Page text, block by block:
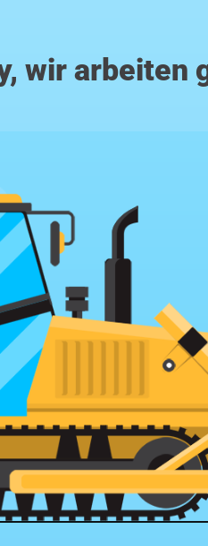
wir arbeiten